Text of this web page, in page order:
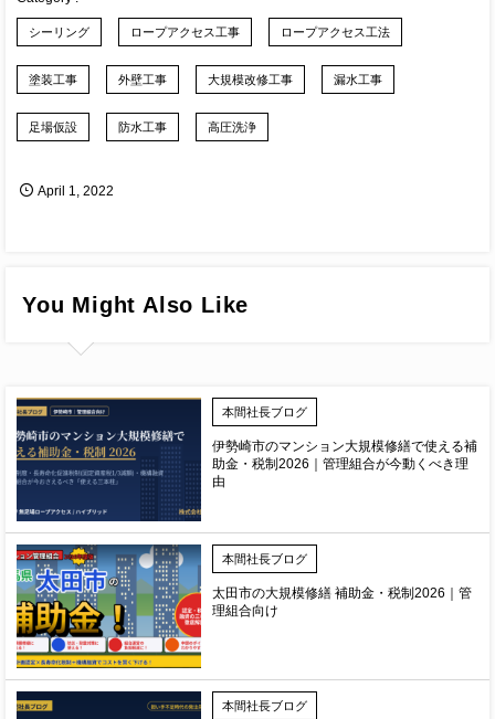
シーリング ロープアクセス工事 ロープアクセス工法
塗装工事 外壁工事 大規模改修工事 漏水工事
足場仮設 防水工事 高圧洗浄
April 1,2022
You Might Also Like
本間社長ブログ
伊勢崎市のマンション大規模修繕で使える補
助金・税制2026｜管理組合が今動くべき理
由
本間社長ブログ
太田市の大規模修繕 補助金・税制2026｜管
理組合向け
本間社長ブログ